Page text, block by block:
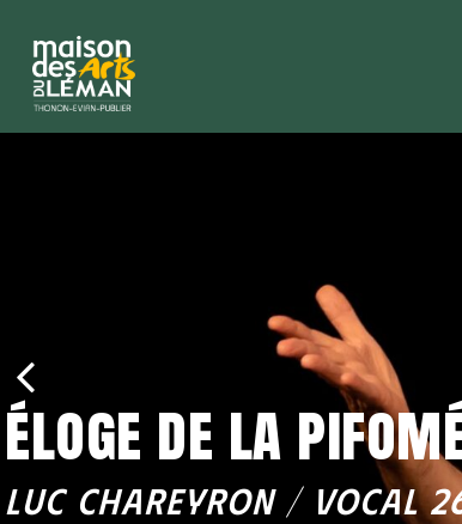
éloge de la
LUC CHAREYRON / VOCAL